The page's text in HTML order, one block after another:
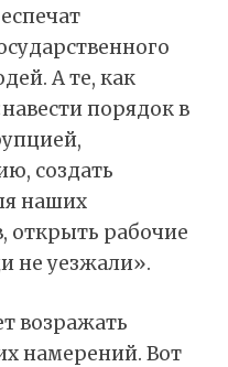
А те, как
порядок в
создать
наших
открыть рабочие
не уезжали».
возражать
намерений. Вот